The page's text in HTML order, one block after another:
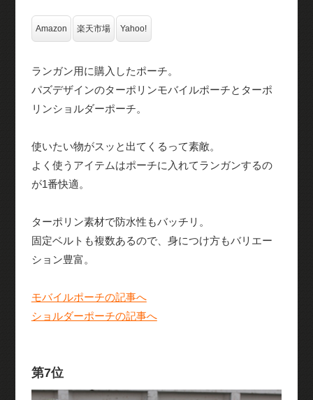
Amazon 楽天市場 Yahoo!
ランガン用に購入したポーチ。
パズデザインのターポリンモバイルポーチとターポ
リンショルダーポーチ。
使いたい物がスッと出てくるって素敵。
よく使うアイテムはポーチに入れてランガンするの
が1番快適。
ターポリン素材で防水性もバッチリ。
固定ベルトも複数あるので、身につけ方もバリエー
ション豊富。
モバイルポーチの記事へ
ショルダーポーチの記事へ
第7位